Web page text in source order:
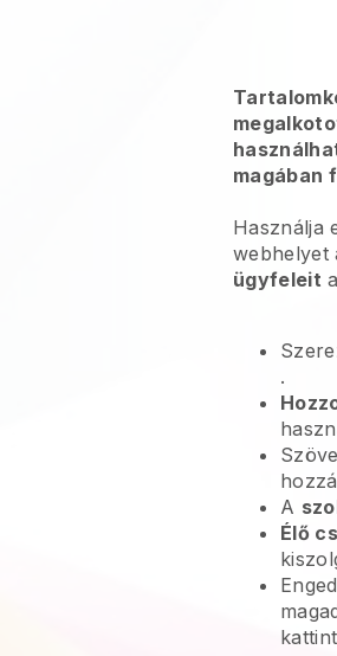
magában
Használja
webhelyet
ügyfeleit a
.
A
Élő